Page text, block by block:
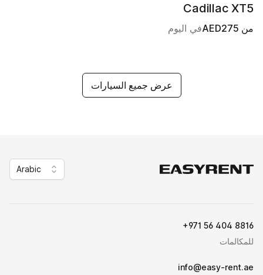
Cadillac XT5
من 275
AEDفي اليوم
عرض جميع السيارات
Easy Rent
Arabic
+971 56 404 8816
للمكالمات
info@easy-rent.ae